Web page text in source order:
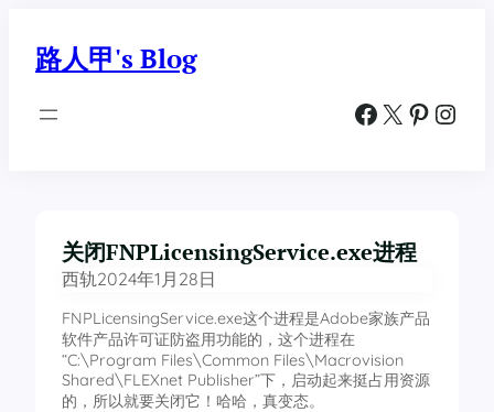
路人甲's Blog
Facebook X Pinterest Instagram
关闭FNPLicensingService.exe进程
西轨2024年1月28日
FNPLicensingService.exe这个进程是Adobe家族产品
软件产品许可证防盗用功能的，这个进程在
“C:\Program Files\Common Files\Macrovision
Shared\FLEXnet Publisher”下，启动起来挺占用资源
的，所以就要关闭它！哈哈，真变态。